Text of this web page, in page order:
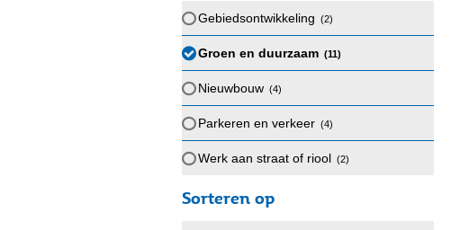
Gebiedsontwikkeling (2)
Groen en duurzaam (11)
Nieuwbouw (4)
Parkeren en verkeer (4)
Werk aan straat of riool (2)
Sorteren op